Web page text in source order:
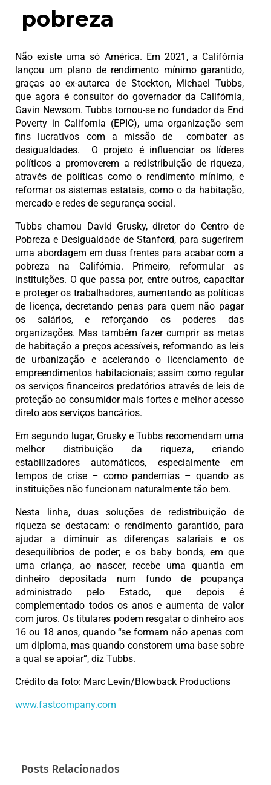
pobreza
Não existe uma só América. Em 2021, a Califórnia
lançou um plano de rendimento mínimo garantido,
graças ao ex-autarca de Stockton, Michael Tubbs,
que agora é consultor do governador da Califórnia,
Gavin Newsom. Tubbs tornou-se no fundador da End
Poverty in California (EPIC), uma organização sem
fins lucrativos com a missão de combater as
desigualdades. O projeto é influenciar os líderes
políticos a promoverem a redistribuição de riqueza,
através de políticas como o rendimento mínimo, e
reformar os sistemas estatais, como o da habitação,
mercado e redes de segurança social.
Tubbs chamou David Grusky, diretor do Centro de
Pobreza e Desigualdade de Stanford, para sugerirem
uma abordagem em duas frentes para acabar com a
pobreza na Califórnia. Primeiro, reformular as
instituições. O que passa por, entre outros, capacitar
e proteger os trabalhadores, aumentando as políticas
de licença, decretando penas para quem não pagar
os salários, e reforçando os poderes das
organizações. Mas também fazer cumprir as metas
de habitação a preços acessíveis, reformando as leis
de urbanização e acelerando o licenciamento de
empreendimentos habitacionais; assim como regular
os serviços financeiros predatórios através de leis de
proteção ao consumidor mais fortes e melhor acesso
direto aos serviços bancários.
Em segundo lugar, Grusky e Tubbs recomendam uma
melhor distribuição da riqueza, criando
estabilizadores automáticos, especialmente em
tempos de crise – como pandemias – quando as
instituições não funcionam naturalmente tão bem.
Nesta linha, duas soluções de redistribuição de
riqueza se destacam: o rendimento garantido, para
ajudar a diminuir as diferenças salariais e os
desequilíbrios de poder; e os baby bonds, em que
uma criança, ao nascer, recebe uma quantia em
dinheiro depositada num fundo de poupança
administrado pelo Estado, que depois é
complementado todos os anos e aumenta de valor
com juros. Os titulares podem resgatar o dinheiro aos
16 ou 18 anos, quando “se formam não apenas com
um diploma, mas quando constorem uma base sobre
a qual se apoiar”, diz Tubbs.
Crédito da foto: Marc Levin/Blowback Productions
www.fastcompany.com
Posts Relacionados